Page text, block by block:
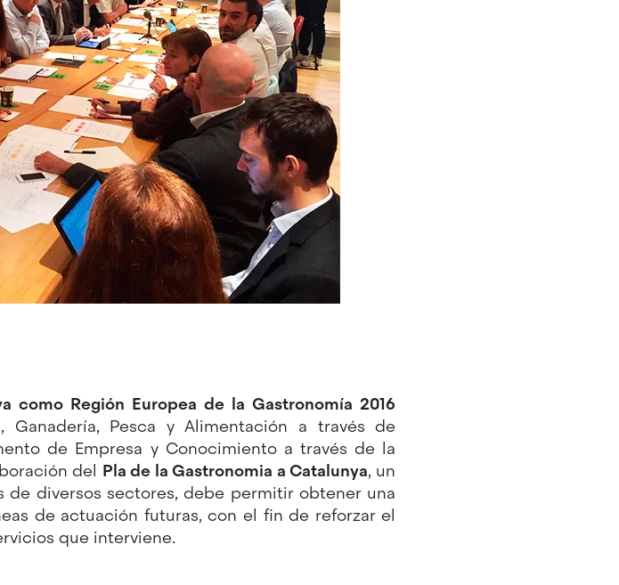
como Región Europea de la Gastronomía 2016
Pesca y Alimentación a través de
de Empresa y Conocimiento a través de la
del Pla de la Gastronomia a Catalunya, un
diversos sectores, debe permitir obtener una
de actuación futuras, con el fin de reforzar el
que interviene.